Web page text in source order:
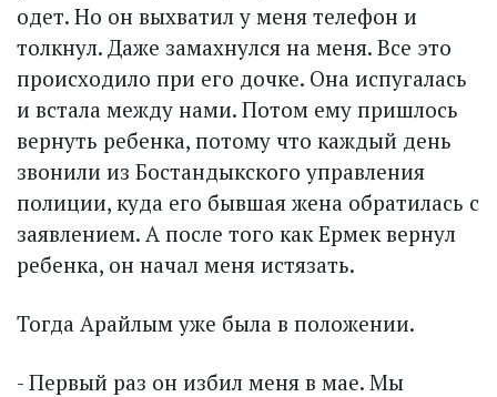
одет. Но он выхватил у меня телефон и
толкнул. Даже замахнулся на меня. Все это
происходило при его дочке. Она испугалась
и встала между нами. Потом ему пришлось
вернуть ребенка, потому что каждый день
звонили из Бостандыкского управления
полиции, куда его бывшая жена обратилась с
заявлением. А после того как Ермек вернул
ребенка, он начал меня истязать.
Тогда Арайлым уже была в положении.
- Первый раз он избил меня в мае. Мы